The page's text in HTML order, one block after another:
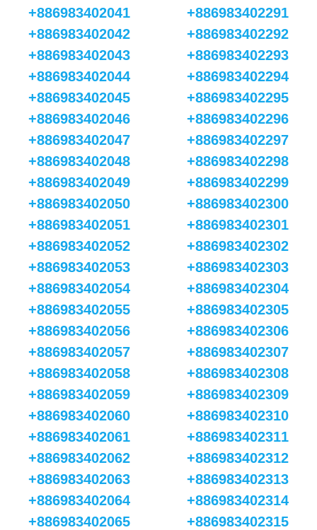
+886983402041
+886983402042
+886983402043
+886983402044
+886983402045
+886983402046
+886983402047
+886983402048
+886983402049
+886983402050
+886983402051
+886983402052
+886983402053
+886983402054
+886983402055
+886983402056
+886983402057
+886983402058
+886983402059
+886983402060
+886983402061
+886983402062
+886983402063
+886983402064
+886983402065
+886983402291
+886983402292
+886983402293
+886983402294
+886983402295
+886983402296
+886983402297
+886983402298
+886983402299
+886983402300
+886983402301
+886983402302
+886983402303
+886983402304
+886983402305
+886983402306
+886983402307
+886983402308
+886983402309
+886983402310
+886983402311
+886983402312
+886983402313
+886983402314
+886983402315